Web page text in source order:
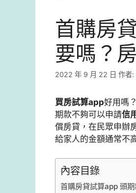
首購房
要嗎？
2022 年 9 月 22 日 作者:
買房試算app好用嗎
期款不夠可以申請信
償房貸，在民眾申辦
給家人的金額通常不
內容目錄
首購房貸試算app 頭